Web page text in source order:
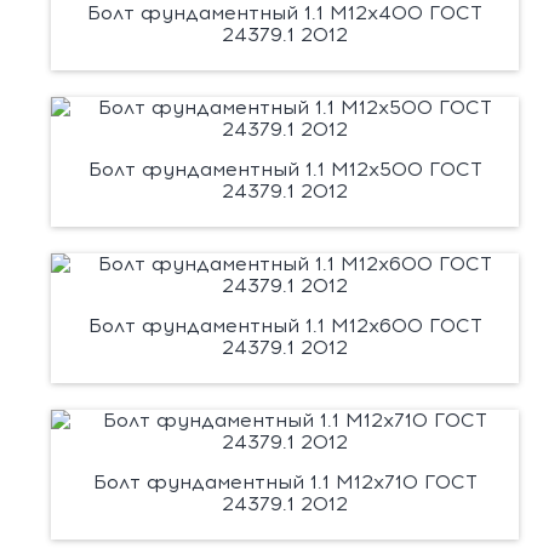
Болт фундаментный 1.1 М12х400 ГОСТ
24379.1 2012
Болт фундаментный 1.1 М12х500 ГОСТ
24379.1 2012
Болт фундаментный 1.1 М12х600 ГОСТ
24379.1 2012
Болт фундаментный 1.1 М12х710 ГОСТ
24379.1 2012